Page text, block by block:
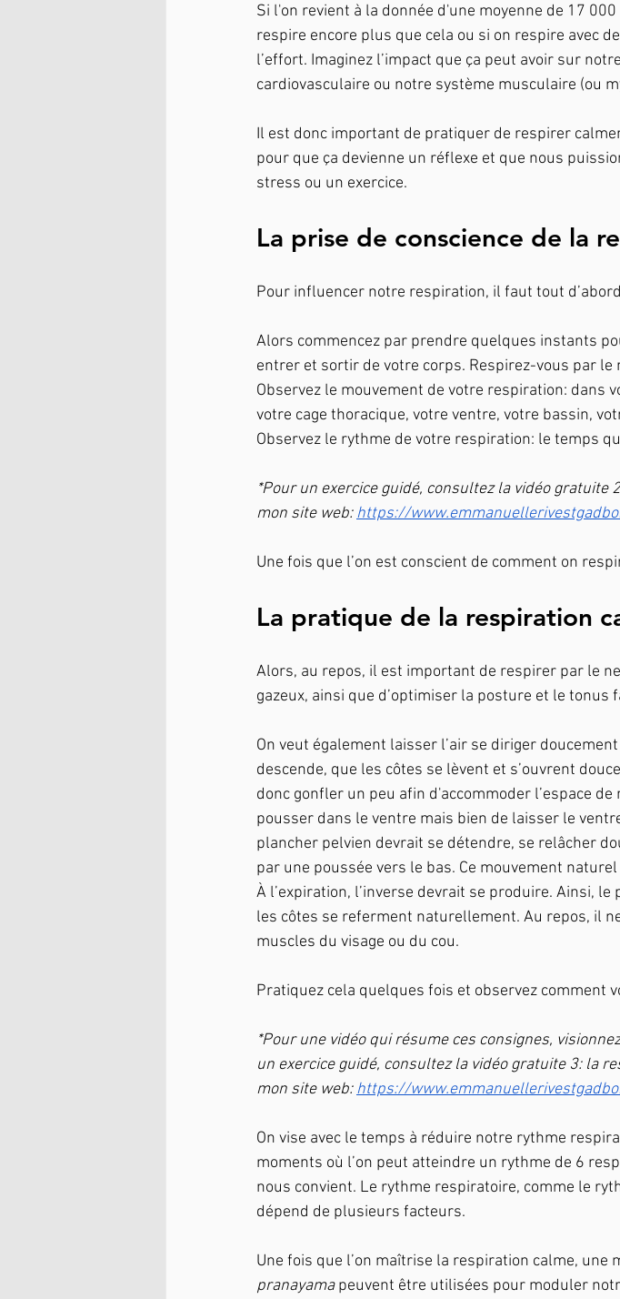
Si l'on revient à la donnée d'une moyenne de 17
respire encore plus que cela ou si on respire avec
l’effort. Imaginez l’impact que ça peut avoir sur
cardiovasculaire ou notre système musculaire (ou
Il est donc important de pratiquer de respirer
pour que ça devienne un réflexe et que nous
stress ou un exercice.
La prise de conscience de la
Pour influencer notre respiration, il faut tout
Alors commencez par prendre quelques instants
entrer et sortir de votre corps. Respirez-vous par le
Observez le mouvement de votre respiration: dans
votre cage thoracique, votre ventre, votre bassin,
Observez le rythme de votre respiration: le temps
*Pour un exercice guidé, consultez la vidéo
mon site web: https://
Une fois que l’on est conscient de comment on
La pratique de la respiration
Alors, au repos, il est important de respirer par le
gazeux, ainsi que d’optimiser la posture et le tonus
On veut également laisser l’air se diriger
descende, que les côtes se lèvent et s’ouvrent
donc gonfler un peu afin d'accommoder l’espace
pousser dans le ventre mais bien de laisser le
plancher pelvien devrait se détendre, se relâcher
par une poussée vers le bas. Ce mouvement
À l’expiration, l’inverse devrait se produire. Ainsi,
les côtes se referment naturellement. Au repos, il
muscles du visage ou du cou.
Pratiquez cela quelques fois et observez comment
*Pour une vidéo qui résume ces consignes,
un exercice guidé, consultez la vidéo gratuite 3: la
mon site web: https://
On vise avec le temps à réduire notre rythme
moments où l’on peut atteindre un rythme de 6
nous convient. Le rythme respiratoire, comme le
dépend de plusieurs facteurs.
Une fois que l’on maîtrise la respiration calme,
pranayama peuvent être utilisées pour moduler